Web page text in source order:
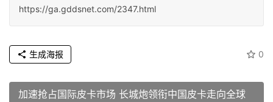
https://ga.gddsnet.com/2347.html
0
生成海报
加速抢占国际皮卡市场 长城炮领衔中国皮卡走向全球